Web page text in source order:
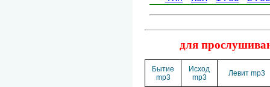
для
Бытие
mp3
Исход
mp3
Левит mp3